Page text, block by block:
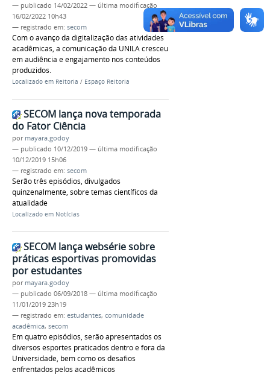
— publicado 14/02/2022 — última modificação
16/02/2022 10h43
— registrado em: secom
Com o avanço da digitalização das atividades
acadêmicas, a comunicação da UNILA cresceu
em audiência e engajamento nos conteúdos
produzidos.
Localizado em Reitoria / Espaço Reitoria
SECOM lança nova temporada
do Fator Ciência
por mayara.godoy
— publicado 10/12/2019 — última modificação
10/12/2019 15h06
— registrado em: secom
Serão três episódios, divulgados
quinzenalmente, sobre temas científicos da
atualidade
Localizado em Notícias
SECOM lança websérie sobre
práticas esportivas promovidas
por estudantes
por mayara.godoy
— publicado 06/09/2018 — última modificação
11/01/2019 23h19
— registrado em: estudantes, comunidade
acadêmica, secom
Em quatro episódios, serão apresentados os
diversos esportes praticados dentro e fora da
Universidade, bem como os desafios
enfrentados pelos acadêmicos